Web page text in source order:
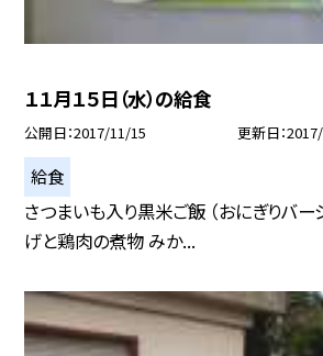
１１月１５日（水）の給食
公開日 2017/11/15 更新日
給食
さつまいも入り黒米ご飯 （おにぎりバー
げと鶏肉の煮物 みか...